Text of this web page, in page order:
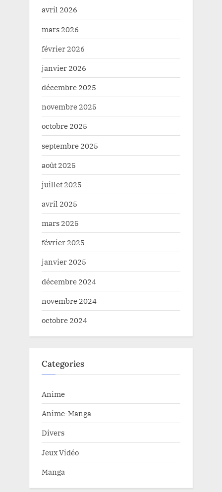
avril 2026
mars 2026
février 2026
janvier 2026
décembre 2025
novembre 2025
octobre 2025
septembre 2025
août 2025
juillet 2025
avril 2025
mars 2025
février 2025
janvier 2025
décembre 2024
novembre 2024
octobre 2024
Categories
Anime
Anime-Manga
Divers
Jeux Vidéo
Manga